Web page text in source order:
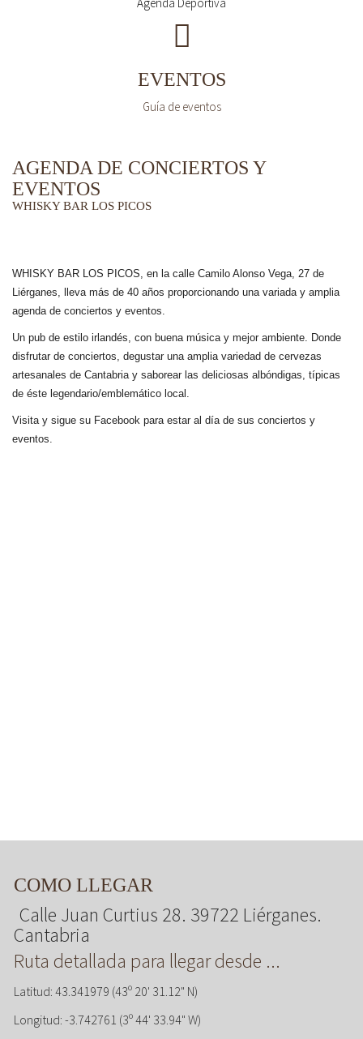
Agenda Deportiva
EVENTOS
Guía de eventos
AGENDA DE CONCIERTOS Y
EVENTOS
WHISKY BAR LOS PICOS
WHISKY BAR LOS PICOS, en la calle Camilo Alonso Vega, 27 de
Liérganes, lleva más de 40 años proporcionando una variada y amplia
agenda de conciertos y eventos.
Un pub de estilo irlandés, con buena música y mejor ambiente. Donde
disfrutar de conciertos, degustar una amplia variedad de cervezas
artesanales de Cantabria y saborear las deliciosas albóndigas, típicas
de éste legendario/emblemático local.
Visita y sigue su Facebook para estar al día de sus conciertos y
eventos.
COMO LLEGAR
Calle Juan Curtius 28. 39722 Liérganes.
Cantabria
Ruta detallada para llegar desde ...
Latitud: 43.341979 (43º 20' 31.12" N)
Longitud: -3.742761 (3º 44' 33.94" W)